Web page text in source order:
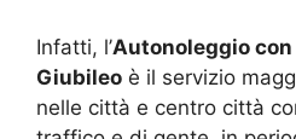
Infatti, l’Autonoleggio
Giubileo è il servizio
nelle città e centro città